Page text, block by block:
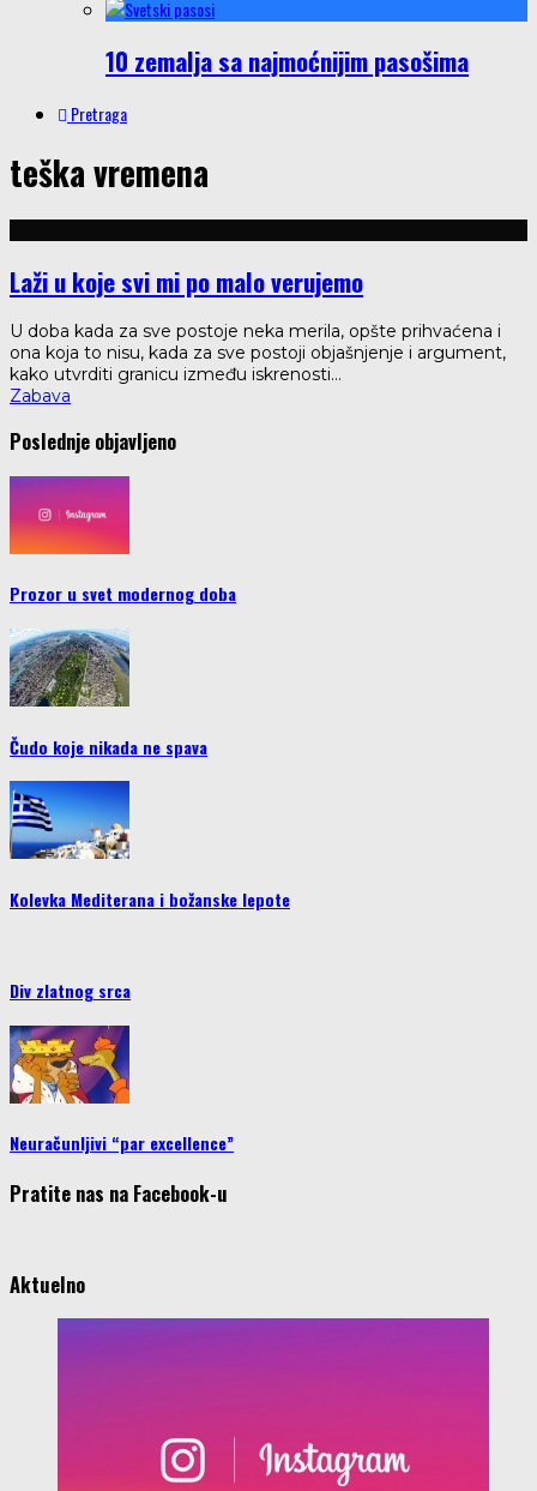
10 zemalja sa najmoćnijim pasošima
Pretraga
teška vremena
Laži u koje svi mi po malo verujemo
U doba kada za sve postoje neka merila, opšte prihvaćena i
ona koja to nisu, kada za sve postoji objašnjenje i argument,
kako utvrditi granicu između iskrenosti...
Zabava
Poslednje objavljeno
Prozor u svet modernog doba
Čudo koje nikada ne spava
Kolevka Mediterana i božanske lepote
Div zlatnog srca
Neuračunljivi “par excellence”
Pratite nas na Facebook-u
Aktuelno